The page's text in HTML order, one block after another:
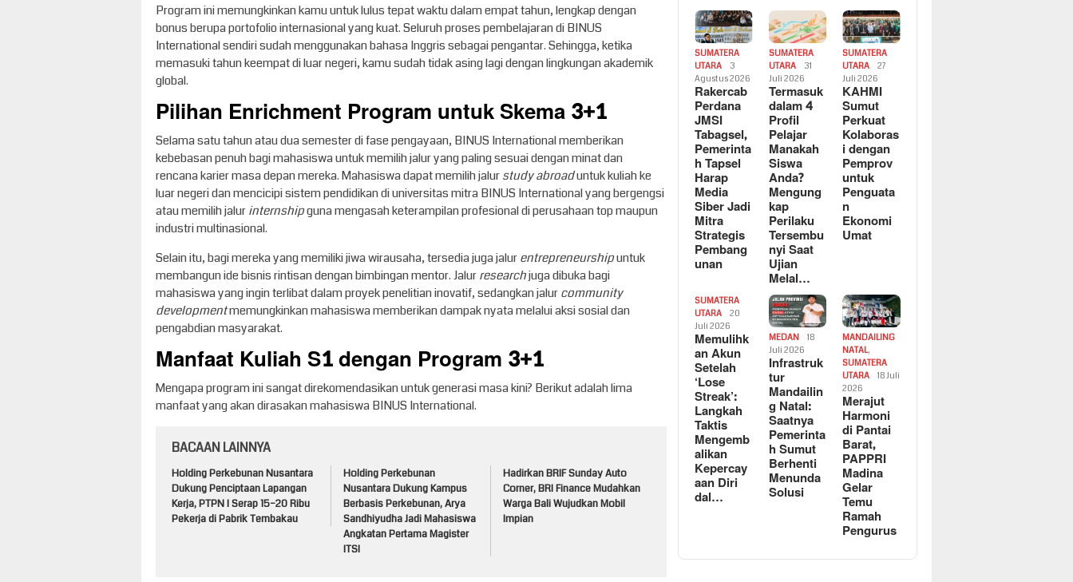
Program ini memungkinkan kamu untuk lulus tepat waktu dalam empat tahun, lengkap dengan
bonus berupa portofolio internasional yang kuat. Seluruh proses pembelajaran di BINUS
International sendiri sudah menggunakan bahasa Inggris sebagai pengantar. Sehingga, ketika
memasuki tahun keempat di luar negeri, kamu sudah tidak asing lagi dengan lingkungan akademik
global.
Pilihan Enrichment Program untuk Skema 3+1
Selama satu tahun atau dua semester di fase pengayaan, BINUS International memberikan
kebebasan penuh bagi mahasiswa untuk memilih jalur yang paling sesuai dengan minat dan
rencana karier masa depan mereka. Mahasiswa dapat memilih jalurstudy abroaduntuk kuliah ke
luar negeri dan mencicipi sistem pendidikan di universitas mitra BINUS International yang bergengsi
atau memilih jalurinternshipguna mengasah keterampilan profesional di perusahaan top maupun
industri multinasional.
Selain itu, bagi mereka yang memiliki jiwa wirausaha, tersedia juga jalurentrepreneurshipuntuk
membangun ide bisnis rintisan dengan bimbingan mentor. Jalurresearchjuga dibuka bagi
mahasiswa yang ingin terlibat dalam proyek penelitian inovatif, sedangkan jalurcommunity
developmentmemungkinkan mahasiswa memberikan dampak nyata melalui aksi sosial dan
pengabdian masyarakat.
Manfaat Kuliah S1 dengan Program 3+1
Mengapa program ini sangat direkomendasikan untuk generasi masa kini? Berikut adalah lima
manfaat yang akan dirasakan mahasiswa BINUS International.
BACAAN LAINNYA
Holding Perkebunan Nusantara
Dukung Penciptaan Lapangan
Kerja, PTPN I Serap 15–20 Ribu
Pekerja di Pabrik Tembakau
Holding Perkebunan
Nusantara Dukung Kampus
Berbasis Perkebunan, Arya
Sandhiyudha Jadi Mahasiswa
Angkatan Pertama Magister
ITSI
Hadirkan BRIF Sunday Auto
Corner, BRI Finance Mudahkan
Warga Bali Wujudkan Mobil
Impian
SUMATERA
UTARA
3
Agustus 2026
Rakercab
Perdana
JMSI
Tabagsel,
Pemerinta
h Tapsel
Harap
Media
Siber Jadi
Mitra
Strategis
Pembang
unan
SUMATERA
UTARA
31
Juli 2026
Termasuk
dalam 4
Profil
Pelajar
Manakah
Siswa
Anda?
Mengung
kap
Perilaku
Tersembu
nyi Saat
Ujian
Melal…
SUMATERA
UTARA
27
Juli 2026
KAHMI
Sumut
Perkuat
Kolaboras
i dengan
Pemprov
untuk
Penguata
n
Ekonomi
Umat
SUMATERA
UTARA
20
Juli 2026
Memulihk
an Akun
Setelah
‘Lose
Streak’:
Langkah
Taktis
Mengemb
alikan
Kepercay
aan Diri
dal…
MEDAN
18
Juli 2026
Infrastruk
tur
Mandailin
g Natal:
Saatnya
Pemerinta
h Sumut
Berhenti
Menunda
Solusi
MANDAILING
NATAL,
SUMATERA
UTARA
18 Juli
2026
Merajut
Harmoni
di Pantai
Barat,
PAPPRI
Madina
Gelar
Temu
Ramah
Pengurus